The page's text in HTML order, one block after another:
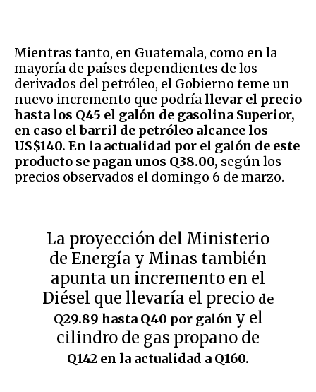
Mientras tanto, en Guatemala, como en la
mayoría de países dependientes de los
derivados del petróleo, el Gobierno teme un
nuevo incremento que podría llevar el precio
hasta los Q45 el galón de gasolina Superior,
en caso el barril de petróleo alcance los
US$140. En la actualidad por el galón de este
producto se pagan unos Q38.00, según los
precios observados el domingo 6 de marzo.
La proyección del Ministerio
de Energía y Minas también
apunta un incremento en el
Diésel que llevaría el precio de
Q29.89 hasta Q40 por galón y el
cilindro de gas propano de
Q142 en la actualidad a Q160.